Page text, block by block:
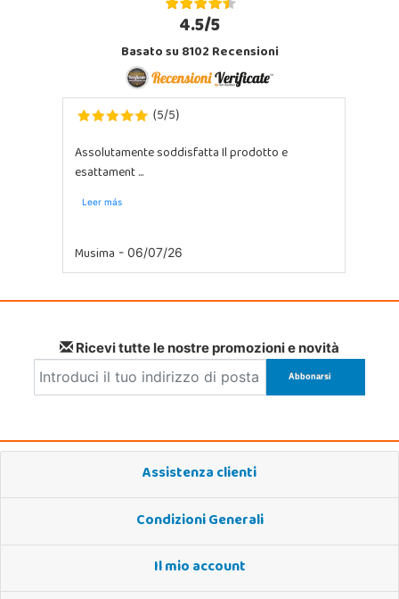
4.5/5
Basato su 8102 Recensioni
(5/5)
Assolutamente soddisfatta Il prodotto e
esattament ...
Leer más
Musima - 06/07/26
Ricevi tutte le nostre promozioni e novità
Assistenza clienti
Condizioni Generali
Il mio account